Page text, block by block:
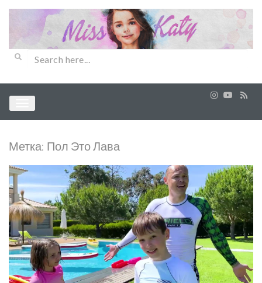
Метка: Пол Это Лава